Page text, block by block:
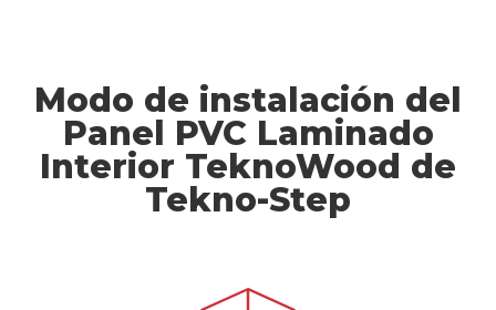
Modo de instalación del
Panel PVC Laminado
Interior TeknoWood de
Tekno-Step